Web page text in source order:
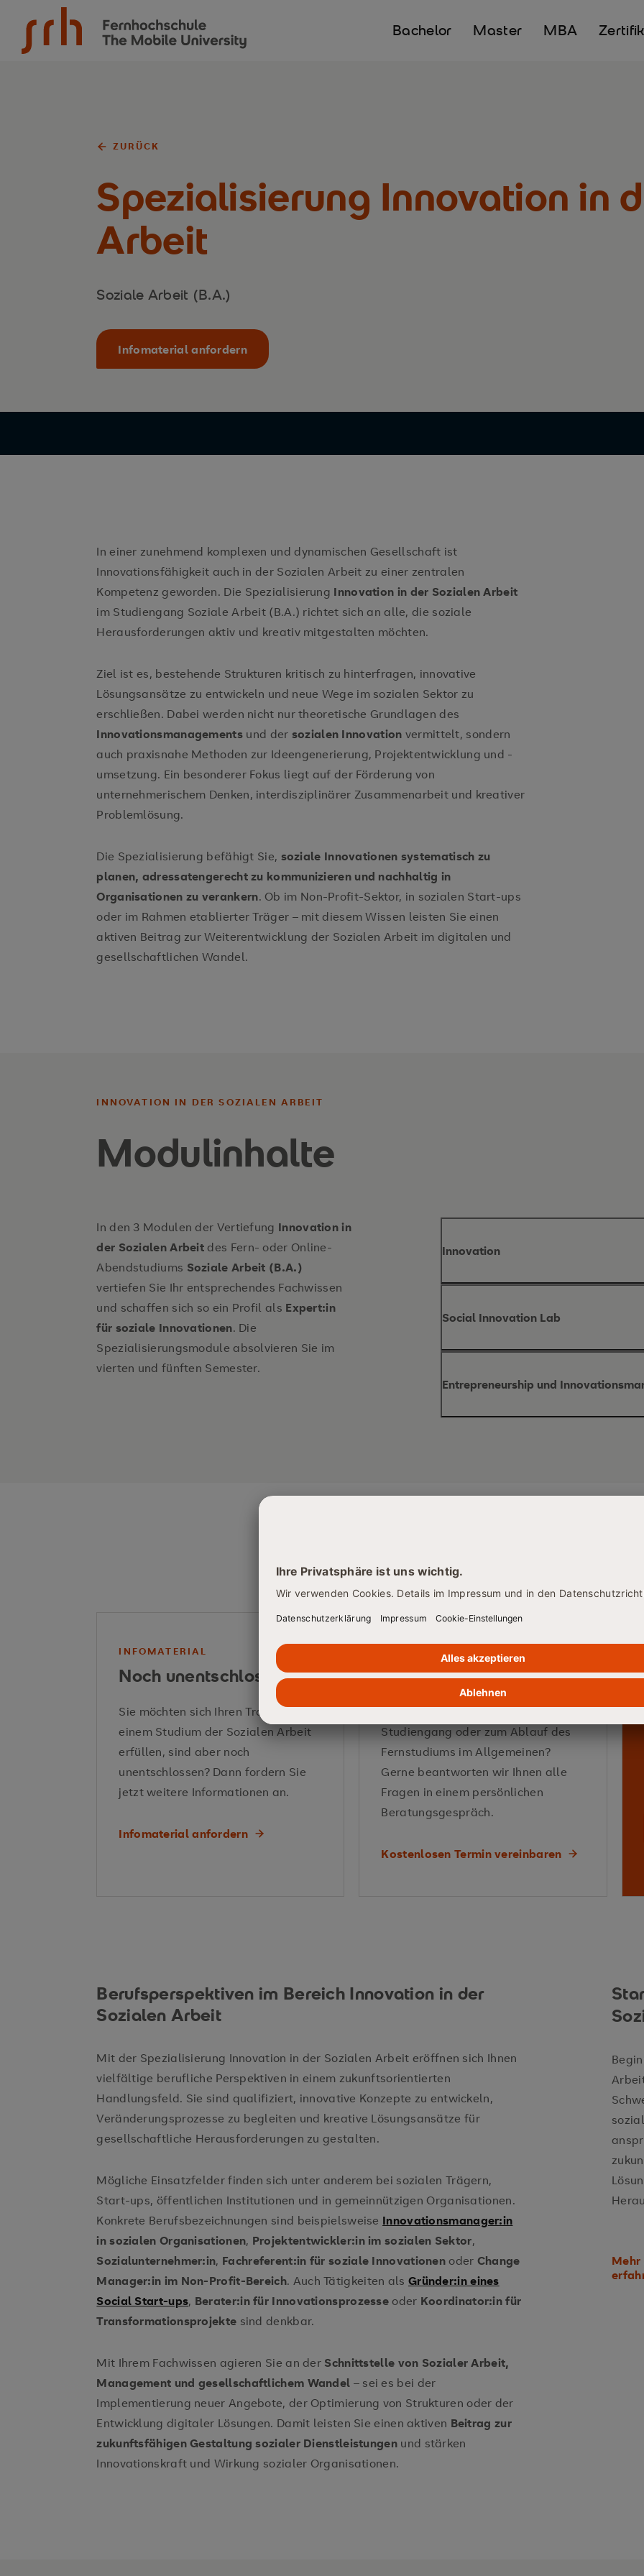
Bachelor Master MBA
ZURÜCK
Spezialisierung Innovation in
Arbeit
Soziale Arbeit (B.A.)
Infomaterial anfordern
In einer zunehmend komplexen und dynamischen Gesellschaft ist
Innovationsfähigkeit auch in der Sozialen Arbeit zu einer zentralen
Kompetenz geworden. Die Spezialisierung Innovation in der Sozialen Arbeit
im Studiengang Soziale Arbeit (B.A.) richtet sich an alle, die soziale
Herausforderungen aktiv und kreativ mitgestalten möchten.
Ziel ist es, bestehende Strukturen kritisch zu hinterfragen, innovative
Lösungsansätze zu entwickeln und neue Wege im sozialen Sektor zu
erschließen. Dabei werden nicht nur theoretische Grundlagen des
Innovationsmanagements und der sozialen Innovation vermittelt, sondern
auch praxisnahe Methoden zur Ideengenerierung, Projektentwicklung und -
umsetzung. Ein besonderer Fokus liegt auf der Förderung von
unternehmerischem Denken, interdisziplinärer Zusammenarbeit und kreativer
Problemlösung.
Die Spezialisierung befähigt Sie, soziale Innovationen systematisch zu
planen, adressatengerecht zu kommunizieren und nachhaltig in
Organisationen zu verankern. Ob im Non-Profit-Sektor, in sozialen Start-ups
oder im Rahmen etablierter Träger – mit diesem Wissen leisten Sie einen
aktiven Beitrag zur Weiterentwicklung der Sozialen Arbeit im digitalen und
gesellschaftlichen Wandel.
INNOVATION IN DER SOZIALEN ARBEIT
Modulinhalte
In den 3 Modulen der Vertiefung Innovation in
der Sozialen Arbeit des Fern- oder Online-
Abendstudiums Soziale Arbeit (B.A.)
vertiefen Sie Ihr entsprechendes Fachwissen
und schaffen sich so ein Profil als Expert:in
für soziale Innovationen. Die
Spezialisierungsmodule absolvieren Sie im
vierten und fünften Semester.
Innovation
Produktpolitik
Produktlebenszyklus
strategische Planung
Vermittelte Kompetenzen
zielgerichtet anzuwenden
Innovationen systematisch zu
Social Innovation Lab
sozialen
Projektprüfung
Vermittelte Kompetenzen
Kreativitätstechniken
Entrepreneurship und
Vermittelte Kompetenzen
INFOMATERIAL
Noch unentschlossen?
Sie möchten sich Ihren Traum von
einem Studium der Sozialen Arbeit
erfüllen, sind aber noch
unentschlossen? Dann fordern Sie
jetzt weitere Informationen an.
Infomaterial anfordern
BERATUNGSTERMIN
Noch Redebedarf?
Sie haben noch Fragen zum
Studiengang oder zum Ablauf des
Fernstudiums im Allgemeinen?
Gerne beantworten wir Ihnen alle
Fragen in einem persönlichen
Beratungsgespräch.
Kostenlosen Termin vereinbaren
Berufsperspektiven im Bereich Innovation in der
Sozialen Arbeit
Mit der Spezialisierung Innovation in der Sozialen Arbeit eröffnen sich Ihnen
vielfältige berufliche Perspektiven in einem zukunftsorientierten
Handlungsfeld. Sie sind qualifiziert, innovative Konzepte zu entwickeln,
Veränderungsprozesse zu begleiten und kreative Lösungsansätze für
gesellschaftliche Herausforderungen zu gestalten.
Mögliche Einsatzfelder finden sich unter anderem bei sozialen Trägern,
Start-ups, öffentlichen Institutionen und in gemeinnützigen Organisationen.
Konkrete Berufsbezeichnungen sind beispielsweise Innovationsmanager:in
in sozialen Organisationen, Projektentwickler:in im sozialen Sektor,
Sozialunternehmer:in, Fachreferent:in für soziale Innovationenoder Change
Manager:in im Non-Profit-Bereich. Auch Tätigkeiten als Gründer:in eines
Social Start-ups, Berater:in für Innovationsprozesseoder Koordinator:in für
Transformationsprojekte sind denkbar.
Mit Ihrem Fachwissen agieren Sie an der Schnittstelle von Sozialer Arbeit,
Management und gesellschaftlichem Wandel – sei es bei der
Implementierung neuer Angebote, der Optimierung von Strukturen oder der
Entwicklung digitaler Lösungen. Damit leisten Sie einen aktiven Beitrag zur
zukunftsfähigen Gestaltung sozialer Dienstleistungen und stärken
Innovationskraft und Wirkung sozialer Organisationen.
Mehr